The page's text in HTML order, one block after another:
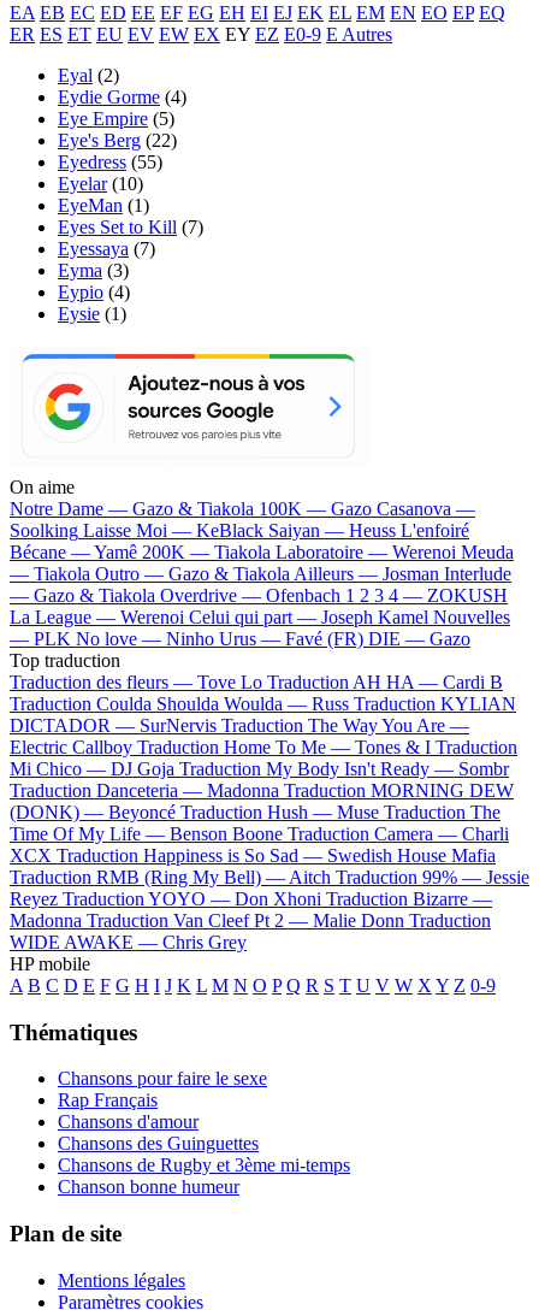
EA EB EC ED EE EF EG EH EI EJ EK EL EM EN EO EP EQ
ER ES ET EU EV EW EX EY EZ E0-9 E Autres
Eyal (2)
Eydie Gorme (4)
Eye Empire (5)
Eye's Berg (22)
Eyedress (55)
Eyelar (10)
EyeMan (1)
Eyes Set to Kill (7)
Eyessaya (7)
Eyma (3)
Eypio (4)
Eysie (1)
On aime
Notre Dame — Gazo & Tiakola 100K — Gazo Casanova —
Soolking Laisse Moi — KeBlack Saiyan — Heuss L'enfoiré
Bécane —Yamê 200K — Tiakola Laboratoire — Werenoi Meuda
— Tiakola Outro — Gazo & Tiakola Ailleurs — Josman Interlude
— Gazo & Tiakola Overdrive — Ofenbach 1 2 3 4 — ZOKUSH
La League — Werenoi Celui qui part — Joseph Kamel Nouvelles
— PLK No love — Ninho Urus — Favé (FR) DIE — Gazo
Top traduction
Traduction des fleurs — Tove Lo Traduction AH HA — Cardi B
Traduction Coulda Shoulda Woulda — Russ Traduction KYLIAN
DICTADOR — SurNervis Traduction The Way You Are —
Electric Callboy Traduction Home To Me — Tones & I Traduction
Mi Chico — DJ Goja Traduction My Body Isn't Ready — Sombr
Traduction Danceteria — Madonna Traduction MORNING DEW
(DONK) — Beyoncé Traduction Hush — Muse Traduction The
Time Of My Life — Benson Boone Traduction Camera — Charli
XCX Traduction Happiness is So Sad — Swedish House Mafia
Traduction RMB (Ring My Bell) — Aitch Traduction 99% — Jessie
Reyez Traduction YOYO — Don Xhoni Traduction Bizarre —
Madonna Traduction Van Cleef Pt 2 — Malie Donn Traduction
WIDE AWAKE — Chris Grey
HP mobile
A B C D E F G H I J K L M N O P Q R S T U V W X Y Z 0-9
Thématiques
Chansons pour faire le sexe
Rap Français
Chansons d'amour
Chansons des Guinguettes
Chansons de Rugby et 3ème mi-temps
Chanson bonne humeur
Plan de site
Mentions légales
Paramètres cookies